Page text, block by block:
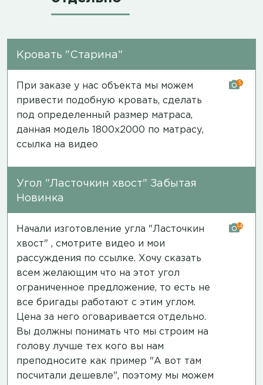
Кровать "Старина"
При заказе у нас объекта мы можем
привести подобную кровать, сделать
под определенный размер матраса,
данная модель 1800х2000 по матрасу,
ссылка на видео
5
Угол "Ласточкин хвост" Забытая
Новинка
Начали изготовление угла "Ласточкин
хвост" , смотрите видео и мои
рассуждения по ссылке. Хочу сказать
всем желающим что на этот угол
ограниченное предложение, то есть не
все бригады работают с этим углом.
Цена за него оговаривается отдельно.
Вы должны понимать что мы строим на
голову лучше тех кого вы нам
преподносите как пример "А вот там
посчитали дешевле", поэтому мы можем
14